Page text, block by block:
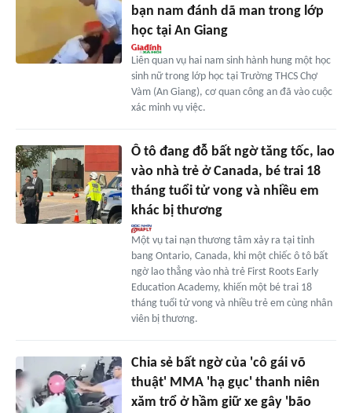
bạn nam đánh dã man trong lớp
học tại An Giang
Liên quan vụ hai nam sinh hành hung một học
sinh nữ trong lớp học tại Trường THCS Chợ
Vàm (An Giang), cơ quan công an đã vào cuộc
xác minh vụ việc.
Ô tô đang đỗ bất ngờ tăng tốc, lao
vào nhà trẻ ở Canada, bé trai 18
tháng tuổi tử vong và nhiều em
khác bị thương
Một vụ tai nạn thương tâm xảy ra tại tỉnh
bang Ontario, Canada, khi một chiếc ô tô bất
ngờ lao thẳng vào nhà trẻ First Roots Early
Education Academy, khiến một bé trai 18
tháng tuổi tử vong và nhiều trẻ em cùng nhân
viên bị thương.
Chia sẻ bất ngờ của 'cô gái võ
thuật' MMA 'hạ gục' thanh niên
xăm trổ ở hầm giữ xe gây 'bão